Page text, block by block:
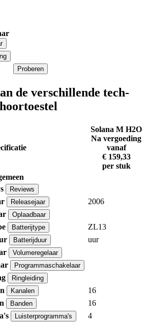
Proberen
de verschillende tech-
Solana M H2O
Na vergoeding
vanaf
€ 159,33
per stuk
Reviews
Releasejaar
2006
Oplaadbaar
Batterijtype
ZL13
Batterijduur
uur
Volumeregelaar
Programmaschakelaar
Ringleiding
Kanalen
16
Banden
16
Luisterprogramma's
4